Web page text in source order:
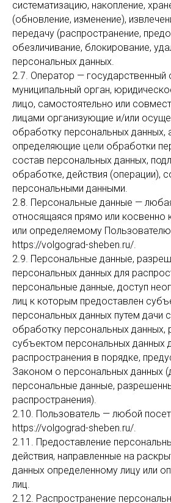
систематизацию, накопление,
(обновление, изменение),
передачу (распространение,
обезличивание, блокирование,
персональных данных.
2.7. Оператор — государственный
муниципальный орган,
лицо, самостоятельно или
лицами организующие и/или
обработку персональных данных,
определяющие цели обработки
состав персональных данных,
обработке, действия (операции),
персональными данными.
2.8. Персональные данные —
относящаяся прямо или косвенно
или определяемому
https://volgograd-sheben.ru/.
2.9. Персональные данные,
персональных данных для
персональные данные, доступ
лиц к которым предоставлен
персональных данных путем дачи
обработку персональных данных,
субъектом персональных данных
распространения в порядке,
Законом о персональных данных
персональные данные,
распространения).
2.10. Пользователь — любой
https://volgograd-sheben.ru/.
2.11. Предоставление
действия, направленные на
данных определенному лицу или
лиц.
2.12. Распространение